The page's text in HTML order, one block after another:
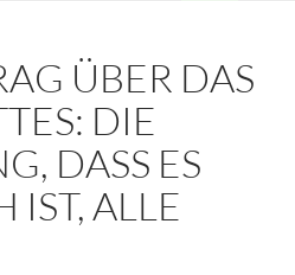
ÜBER DAS
DIE
DASS ES
ALLE